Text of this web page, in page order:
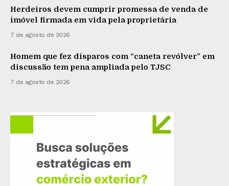
Herdeiros devem cumprir promessa de venda de
imóvel firmada em vida pela proprietária
7 de agosto de 2026
Homem que fez disparos com “caneta revólver” em
discussão tem pena ampliada pelo TJSC
7 de agosto de 2026